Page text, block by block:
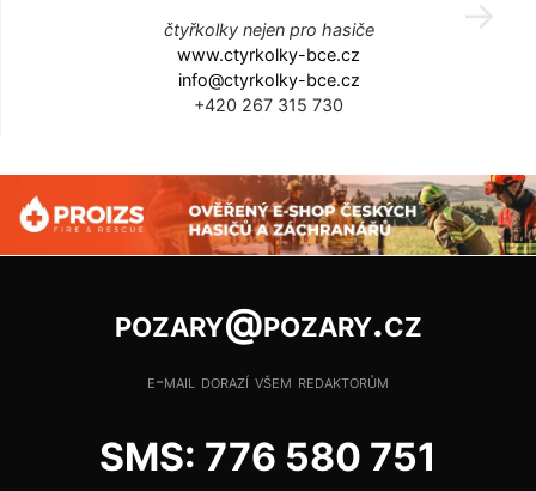
čtyřkolky nejen pro hasiče
www.ctyrkolky-bce.cz
info@ctyrkolky-bce.cz
+420 267 315 730
pozary@pozary.cz
e-mail dorazí všem redaktorům
SMS: 776 580 751